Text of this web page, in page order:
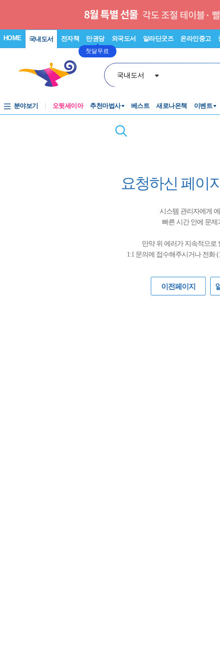
HOME 국내도서 전자책 만권당
첫달무료
외국도서 알라딘굿즈 온라인중고
국내도서
분야보기 오뒷세이아 추천마법사 베스트 새로나온책 이벤트
요청하신 페이
시스템 관리자에게
빠른 시간 안에 문
만약 위 에러가 지속적으로
1:1 문의에 접수해주시거나 전화 (
이전페이지